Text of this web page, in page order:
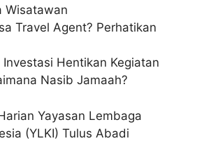
Wisatawan
Travel Agent? Perhatikan
Hentikan Kegiatan
Nasib Jamaah?
Yayasan Lembaga
(YLKI) Tulus Abadi